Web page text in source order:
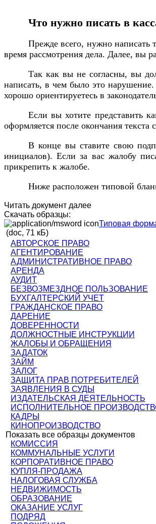
Что нужно писать в
Прежде всего, нужно написать
время рассмотрения дела. Далее, вы
Так как вы не согласны, вы
написать, в чем было это
хорошо ориентируетесь в
Если вы хотите представить
оформляется после окончания текста
В конце вы ставите свою
инициалов). Если за вас жалобу
прикрепить к жалобе.
Ниже расположен типовой
Читать документ далее
Скачать образцы:
Типовая
(doc, 71 кБ)
АВТОРСКОЕ ПРАВО
АГЕНТИРОВАНИЕ
АДМИНИСТРАТИВНОЕ ПРАВО
АРЕНДА
АУДИТ
БЕЗВОЗМЕЗДНОЕ ПОЛЬЗОВАНИЕ
БУХГАЛТЕРСКИЙ УЧЕТ
ГРАЖДАНСКОЕ ПРАВО
ДАРЕНИЕ
ДОВЕРЕННОСТИ
ДОЛЖНОСТНЫЕ ИНСТРУКЦИИ
ЖАЛОБЫ И ОБРАЩЕНИЯ
ЗАДАТОК
ЗАЙМ
ЗАЛОГ
ЗАЩИТА ПРАВ ПОТРЕБИТЕЛЕЙ
ЗАЯВЛЕНИЯ В СУДЫ
ИЗДАТЕЛЬСКАЯ ДЕЯТЕЛЬНОСТЬ
ИСПОЛНИТЕЛЬНОЕ
КАДРЫ
КИНОПРОИЗВОДСТВО
Показать все образцы документов
КОМИССИЯ
КОММУНАЛЬНЫЕ УСЛУГИ
КОРПОРАТИВНОЕ ПРАВО
КУПЛЯ-ПРОДАЖА
НАЛОГОВАЯ СЛУЖБА
НЕДВИЖИМОСТЬ
ОБРАЗОВАНИЕ
ОКАЗАНИЕ УСЛУГ
ПОДРЯД